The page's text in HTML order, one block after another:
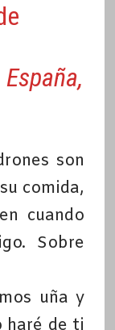
son
comida,
cuando
Sobre
uña y